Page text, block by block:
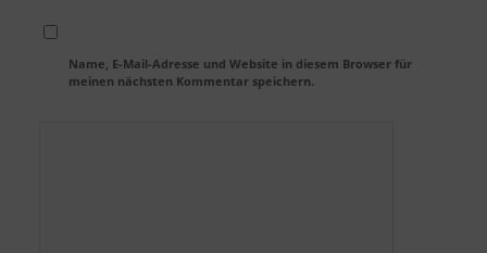
Name, E-Mail-Adresse und Website in diesem Browser für
meinen nächsten Kommentar speichern.